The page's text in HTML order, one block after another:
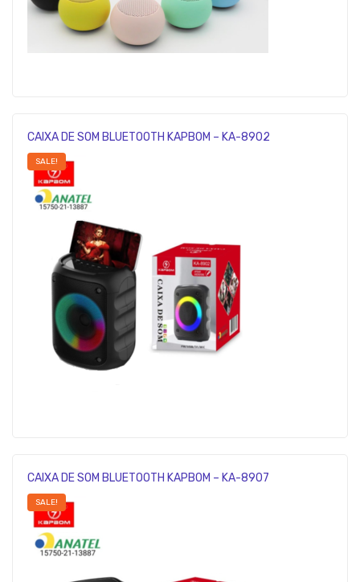
CAIXA DE SOM BLUETOOTH KAPBOM – KA-8902
SALE!
CAIXA DE SOM BLUETOOTH KAPBOM – KA-8907
SALE!